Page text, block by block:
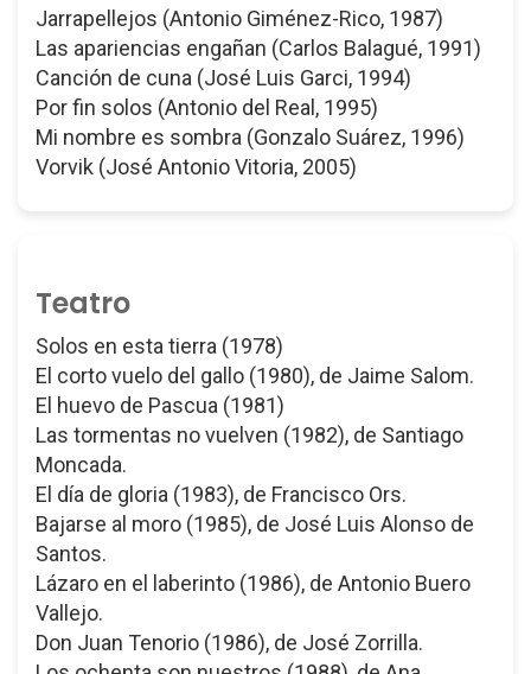
Jarrapellejos (Antonio Giménez-Rico, 1987)
Las apariencias engañan (Carlos Balagué, 1991)
Canción de cuna (José Luis Garci, 1994)
Por fin solos (Antonio del Real, 1995)
Mi nombre es sombra (Gonzalo Suárez, 1996)
Vorvik (José Antonio Vitoria, 2005)
Teatro
Solos en esta tierra (1978)
El corto vuelo del gallo (1980), de Jaime Salom.
El huevo de Pascua (1981)
Las tormentas no vuelven (1982), de Santiago
Moncada.
El día de gloria (1983), de Francisco Ors.
Bajarse al moro (1985), de José Luis Alonso de
Santos.
Lázaro en el laberinto (1986), de Antonio Buero
Vallejo.
Don Juan Tenorio (1986), de José Zorrilla.